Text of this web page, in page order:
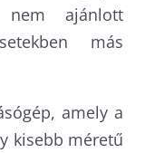
nem ajánlott
más
amely a
kisebb méretű